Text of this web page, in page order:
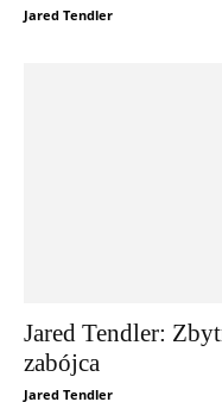
Jared Tendler
Jared Tendler:
zabójca
Jared Tendler